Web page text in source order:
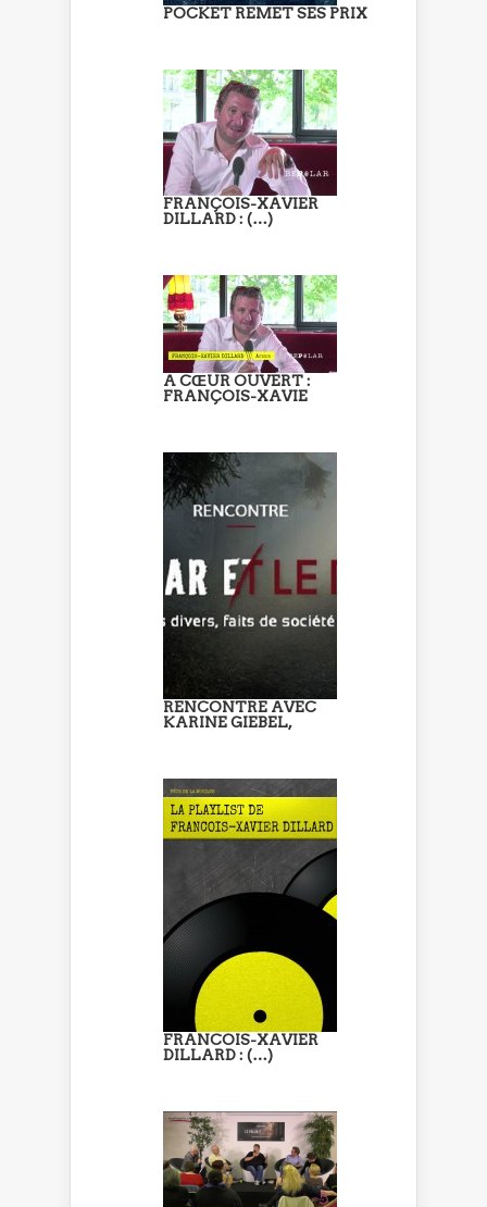
POCKET REMET SES PRIX
FRANÇOIS-XAVIER
DILLARD : (…)
A CŒUR OUVERT :
FRANÇOIS-XAVIE
RENCONTRE AVEC
KARINE GIEBEL,
FRANCOIS-XAVIER
DILLARD : (…)